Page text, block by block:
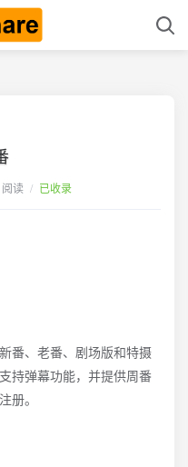
读 / 已收录
番、老番、剧场版和特摄
持弹幕功能，并提供周番
册。